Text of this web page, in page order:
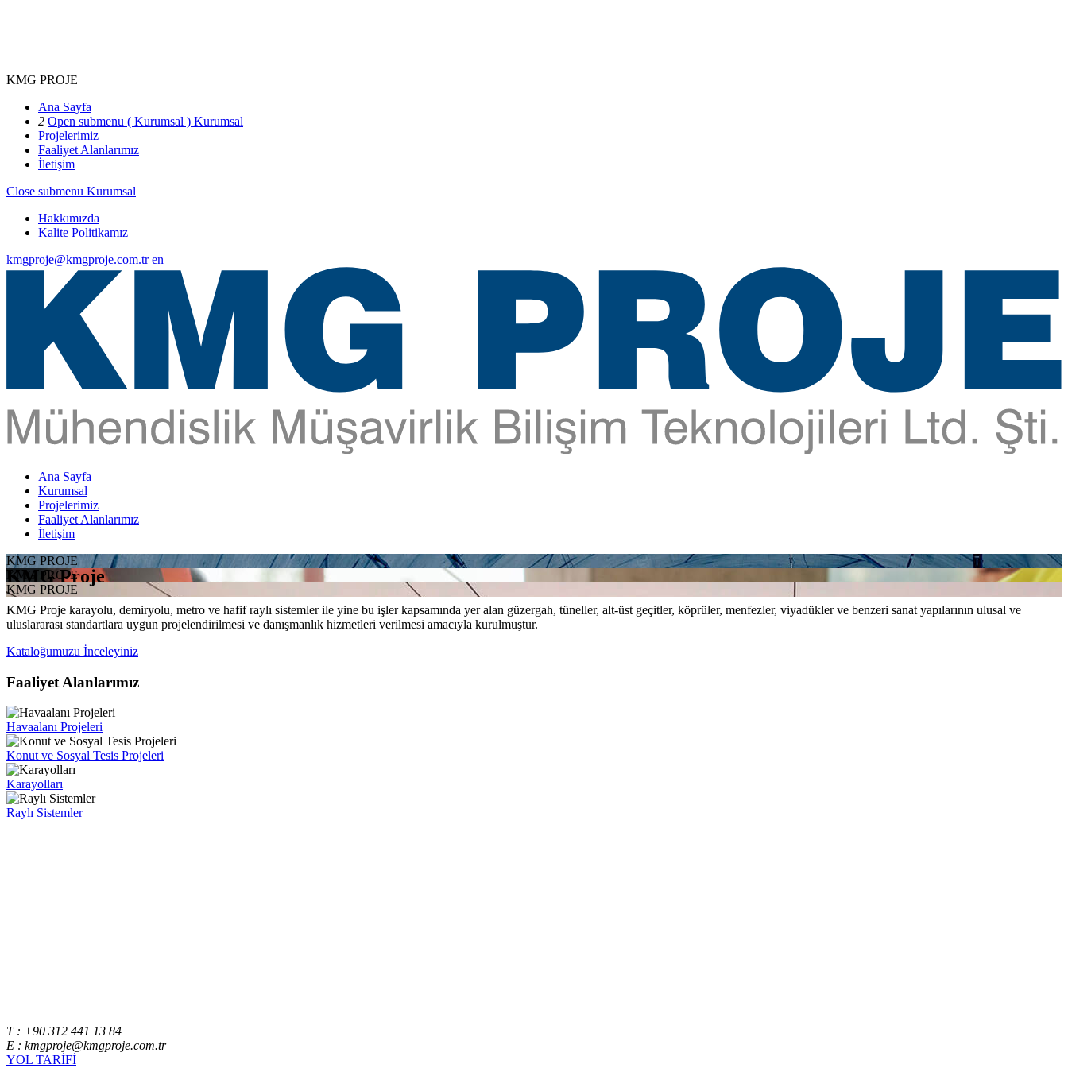
KMG PROJE
Ana Sayfa
2 Open submenu ( Kurumsal ) Kurumsal
Projelerimiz
Faaliyet Alanlarımız
İletişim
Close submenu Kurumsal
Hakkımızda
Kalite Politikamız
kmgproje@kmgproje.com.tr en
Ana Sayfa
Kurumsal
Projelerimiz
Faaliyet Alanlarımız
İletişim
KMG PROJE
KMG PROJE
KMG PROJE
KMG Proje
KMG Proje karayolu, demiryolu, metro ve hafif raylı sistemler ile yine bu işler kapsamında yer alan güzergah, tüneller, alt-üst geçitler, köprüler, menfezler, viyadükler ve benzeri sanat yapılarının ulusal ve
uluslararası standartlara uygun projelendirilmesi ve danışmanlık hizmetleri verilmesi amacıyla kurulmuştur.
Kataloğumuzu İnceleyiniz
Faaliyet Alanlarımız
Havaalanı Projeleri
Konut ve Sosyal Tesis Projeleri
Karayolları
Raylı Sistemler
T : +90 312 441 13 84
E : kmgproje@kmgproje.com.tr
YOL TARİFİ